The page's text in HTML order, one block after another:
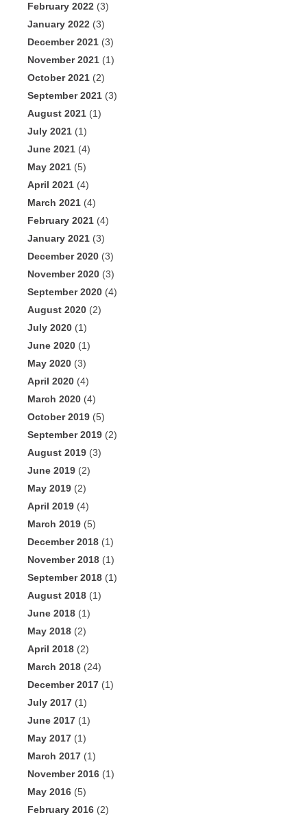
February 2022 (3)
January 2022 (3)
December 2021 (3)
November 2021 (1)
October 2021 (2)
September 2021 (3)
August 2021 (1)
July 2021 (1)
June 2021 (4)
May 2021 (5)
April 2021 (4)
March 2021 (4)
February 2021 (4)
January 2021 (3)
December 2020 (3)
November 2020 (3)
September 2020 (4)
August 2020 (2)
July 2020 (1)
June 2020 (1)
May 2020 (3)
April 2020 (4)
March 2020 (4)
October 2019 (5)
September 2019 (2)
August 2019 (3)
June 2019 (2)
May 2019 (2)
April 2019 (4)
March 2019 (5)
December 2018 (1)
November 2018 (1)
September 2018 (1)
August 2018 (1)
June 2018 (1)
May 2018 (2)
April 2018 (2)
March 2018 (24)
December 2017 (1)
July 2017 (1)
June 2017 (1)
May 2017 (1)
March 2017 (1)
November 2016 (1)
May 2016 (5)
February 2016 (2)